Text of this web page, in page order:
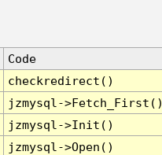
Code
checkredirect()
jzmysql-
jzmysql->Init()
jzmysql->Open()